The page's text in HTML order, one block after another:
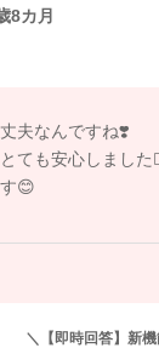
8カ月
夫なんですね❣️
ても安心しました
😊
＼【即時回答】新